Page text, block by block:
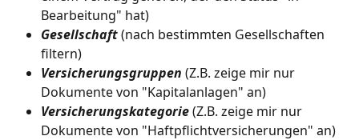
Bearbeitung" hat)
Gesellschaft(nach bestimmten Gesellschaften
filtern)
Versicherungsgruppen (Z.B. zeige mir nur
Dokumente von "Kapitalanlagen" an)
Versicherungskategorie (Z.B. zeige mir nur
Dokumente von "Haftpflichtversicherungen" an)